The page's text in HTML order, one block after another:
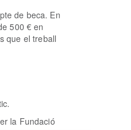
de beca. En
500 € en
que el treball
la Fundació